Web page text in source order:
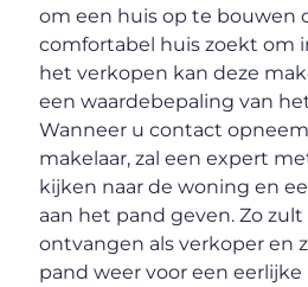
om een huis op te bouwen
comfortabel huis zoekt om
het verkopen kan deze
een waardebepaling van
Wanneer u contact
makelaar, zal een expert
kijken naar de woning en
aan het pand geven. Zo
ontvangen als verkoper en
pand weer voor een